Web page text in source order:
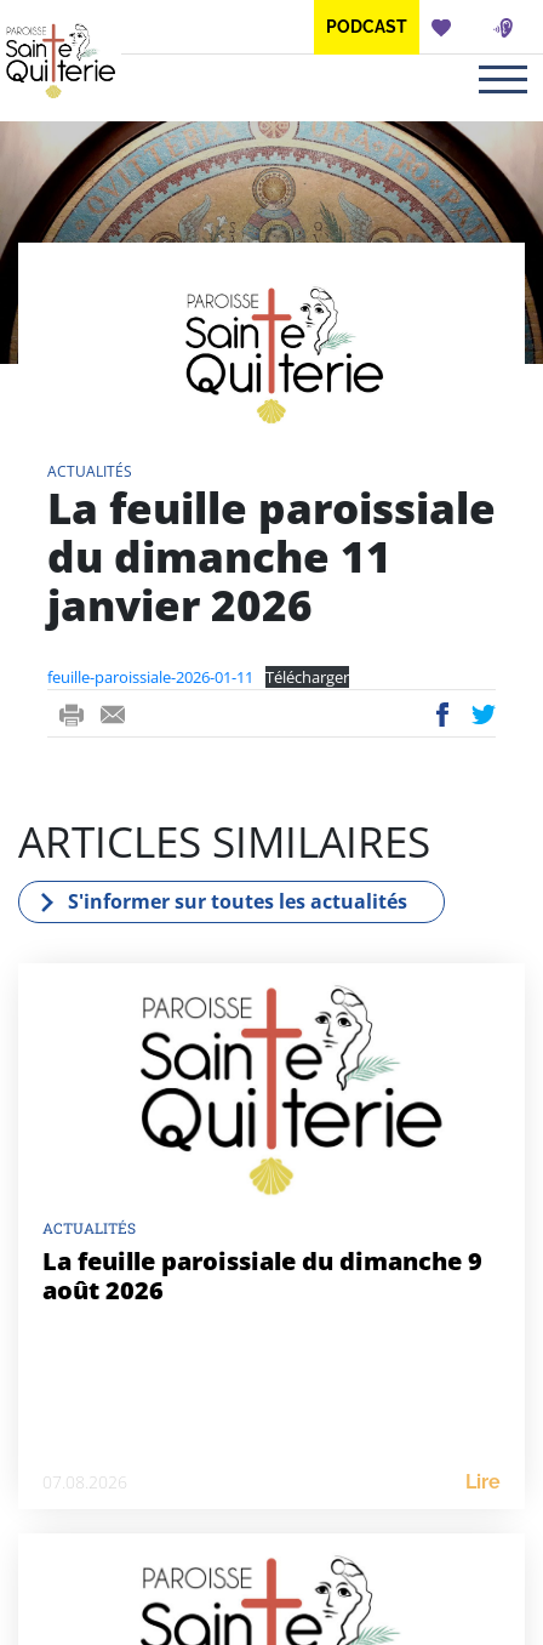
PODCAST
ACTUALITÉS
La feuille paroissiale
du dimanche 11
janvier 2026
feuille-paroissiale-2026-01-11 Télécharger
ri
-
ac
wi
ARTICLES SIMILAIRES
S'informer sur toutes les actualités
ACTUALITÉS
La feuille paroissiale du dimanche 9
août 2026
07.08.2026 Lire